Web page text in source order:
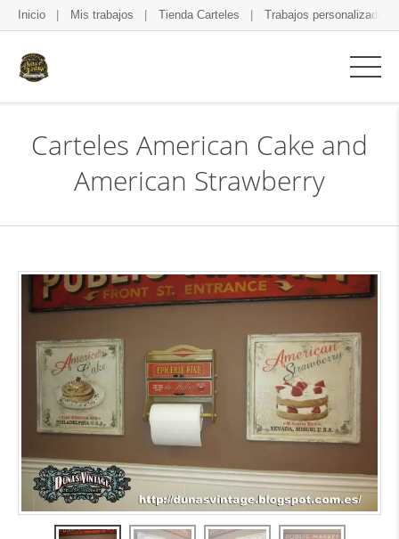
Inicio Mis trabajos Tienda Carteles Trabajos personalizados
Carteles American Cake and
American Strawberry